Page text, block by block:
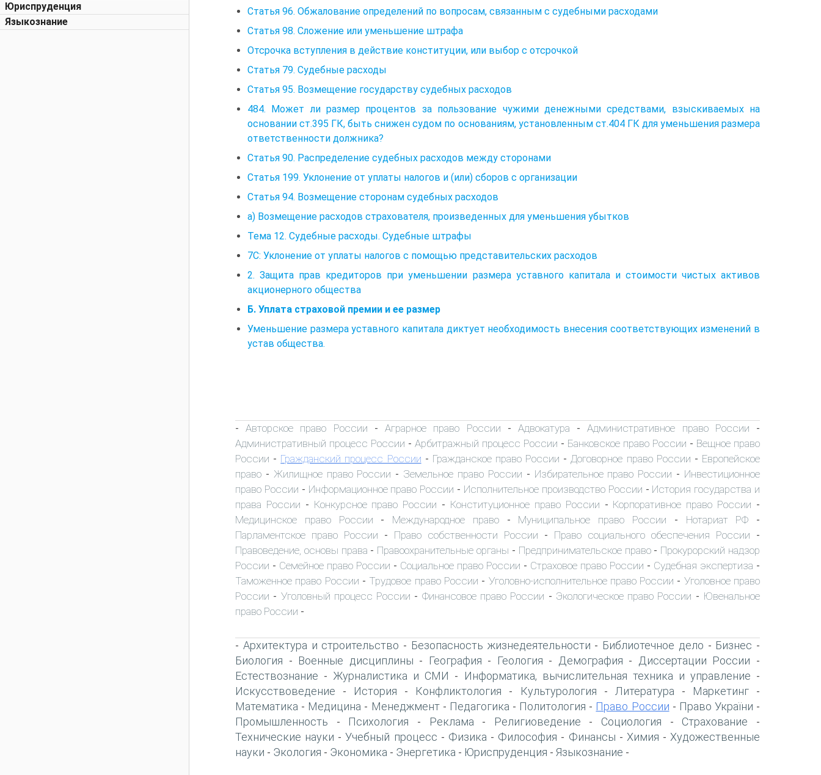
Юриспруденция
Языкознание
Статья 96. Обжалование определений по вопросам, связанным с судебными расходами
Статья 98. Сложение или уменьшение штрафа
Отсрочка вступления в действие конституции, или выбор с отсрочкой
Статья 79. Судебные расходы
Статья 95. Возмещение государству судебных расходов
484. Может ли размер процентов за пользование чужими денежными средствами, взыскиваемых на
основании ст.395 ГК, быть снижен судом по основаниям, установленным ст.404 ГК для уменьшения размера
ответственности должника?
Статья 90. Распределение судебных расходов между сторонами
Статья 199. Уклонение от уплаты налогов и (или) сборов с организации
Статья 94. Возмещение сторонам судебных расходов
а) Возмещение расходов страхователя, произведенных для уменьшения убытков
Тема 12. Судебные расходы. Судебные штрафы
7С: Уклонение от уплаты налогов с помощью представительских расходов
2. Защита прав кредиторов при уменьшении размера уставного капитала и стоимости чистых активов
акционерного общества
Б. Уплата страховой премии и ее размер
Уменьшение размера уставного капитала диктует необходимость внесения соответствующих изменений в
устав общества.
-Авторское право России -Аграрное право России - Адвокатура -Административное право России -
Административный процесс России - Арбитражный процесс России - Банковское право России - Вещное право
России - Гражданский процесс России - Гражданское право России - Договорное право России - Европейское
право - Жилищное право России - Земельное право России - Избирательное право России - Инвестиционное
право России - Информационное право России - Исполнительное производство России - История государства и
права России - Конкурсное право России - Конституционное право России - Корпоративное право России -
Медицинское право России - Международное право- Муниципальное право России - Нотариат РФ -
Парламентское право России - Право собственности России - Право социального обеспечения России -
Правоведение, основы права - Правоохранительные органы - Предпринимательское право- Прокурорский надзор
России - Семейное право России - Социальное право России - Страховое право России - Судебная экспертиза -
Таможенное право России - Трудовое право России - Уголовно-исполнительное право России - Уголовное право
России - Уголовный процесс России - Финансовое право России - Экологическое право России - Ювенальное
право России -
- Архитектура и строительство - Безопасность жизнедеятельности - Библиотечное дело - Бизнес -
Биология - Военные дисциплины - География - Геология - Демография - Диссертации России -
Естествознание - Журналистика и СМИ - Информатика, вычислительная техника и управление -
Искусствоведение - История - Конфликтология - Культурология - Литература - Маркетинг-
Математика - Медицина - Менеджмент- Педагогика - Политология - Право России - Право України -
Промышленность - Психология - Реклама - Религиоведение - Социология - Страхование -
Технические науки -Учебный процесс - Физика - Философия - Финансы - Химия - Художественные
науки - Экология - Экономика - Энергетика - Юриспруденция - Языкознание -